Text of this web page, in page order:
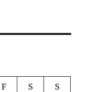
F S S